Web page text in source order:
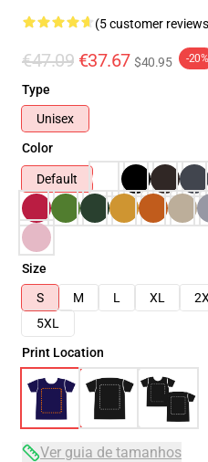
(5 customer
€47.09 €37.67 $40.95 -20%
Type
Unisex
Color
Default
Size
S
M L XL
5XL
Print Location
Ver guia de tamanhos